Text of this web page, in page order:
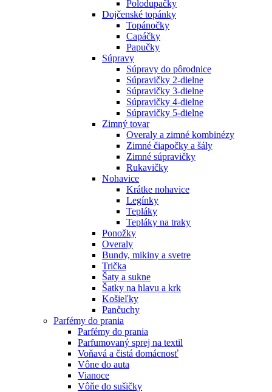
Polodupačky
Dojčenské topánky
Topánočky
Capáčky
Papučky
Súpravy
Súpravy do pôrodnice
Súpravičky 2-dielne
Súpravičky 3-dielne
Súpravičky 4-dielne
Súpravičky 5-dielne
Zimný tovar
Overaly a zimné kombinézy
Zimné čiapočky a šály
Zimné súpravičky
Rukavičky
Nohavice
Krátke nohavice
Legínky
Tepláky
Tepláky na traky
Ponožky
Overaly
Bundy, mikiny a svetre
Trička
Šaty a sukne
Šatky na hlavu a krk
Košieľky
Pančuchy
Parfémy do prania
Parfémy do prania
Parfumovaný sprej na textil
Voňavá a čistá domácnosť
Vône do auta
Vianoce
Vôňe do sušičky